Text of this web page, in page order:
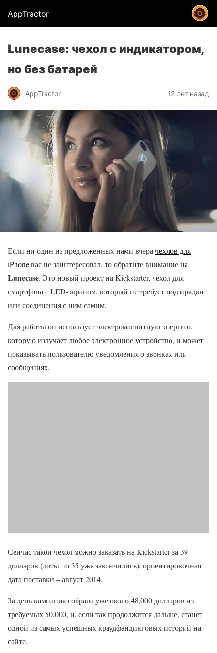
AppTractor
Lunecase: чехол с индикатором,
но без батарей
AppTractor 12 лет назад
Если ни один из предложенных нами вчерачехлов для
iPhoneвас не заинтересовал, то обратите внимание на
Lunecase. Это новый проект на Kickstarter, чехол для
смартфона с LED-экраном, который не требует подзарядки
или соединения с ним самим.
Для работы он использует электромагнитную энергию,
которую излучает любое электронное устройство, и может
показывать пользователю уведомления о звонках или
сообщениях.
Сейчас такой чехол можно заказать на Kickstarter за 39
долларов (лоты по 35 уже закончились), ориентировочная
дата поставки – август 2014.
За день кампания собрала уже около 48,000 долларов из
требуемых 50,000, и, если так продолжится дальше, станет
одной из самых успешных краудфандинговых историй на
сайте.